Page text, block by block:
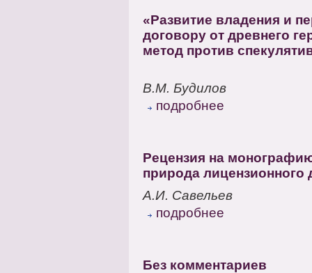
«Развитие владения и
договору от древнего
метод против
В.М. Будилов
подробнее
Рецензия на
природа лицензионного
А.И. Савельев
подробнее
Без комментариев